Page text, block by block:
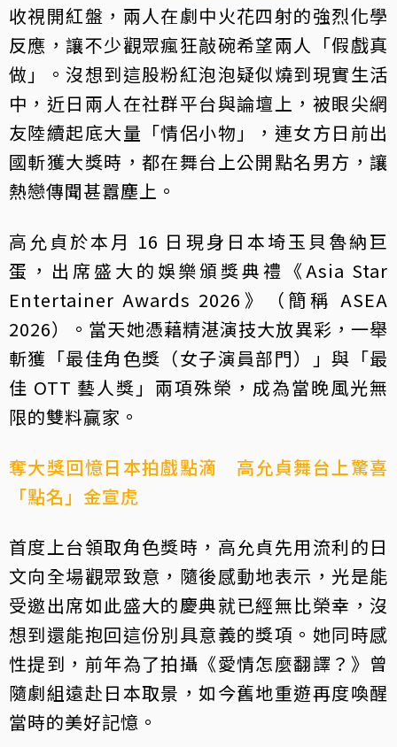
收視開紅盤，兩人在劇中火花四射的強烈化學
反應，讓不少觀眾瘋狂敲碗希望兩人「假戲真
做」。沒想到這股粉紅泡泡疑似燒到現實生活
中，近日兩人在社群平台與論壇上，被眼尖網
友陸續起底大量「情侶小物」，連女方日前出
國斬獲大獎時，都在舞台上公開點名男方，讓
熱戀傳聞甚囂塵上。
高允貞於本月 16 日現身日本埼玉貝魯納巨
蛋，出席盛大的娛樂頒獎典禮《Asia Star
Entertainer Awards 2026》（簡稱 ASEA
2026）。當天她憑藉精湛演技大放異彩，一舉
斬獲「最佳角色獎（女子演員部門）」與「最
佳 OTT 藝人獎」兩項殊榮，成為當晚風光無
限的雙料贏家。
奪大獎回憶日本拍戲點滴 高允貞舞台上驚喜
「點名」金宣虎
首度上台領取角色獎時，高允貞先用流利的日
文向全場觀眾致意，隨後感動地表示，光是能
受邀出席如此盛大的慶典就已經無比榮幸，沒
想到還能抱回這份別具意義的獎項。她同時感
性提到，前年為了拍攝《愛情怎麼翻譯？》曾
隨劇組遠赴日本取景，如今舊地重遊再度喚醒
當時的美好記憶。